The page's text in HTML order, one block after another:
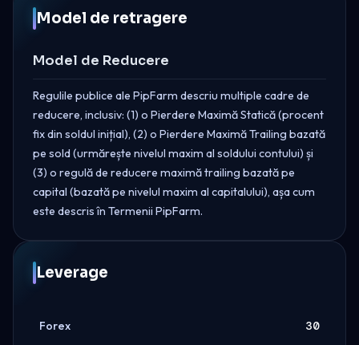
Model de retragere
Model de Reducere
Regulile publice ale PipFarm descriu multiple cadre de
reducere, inclusiv: (1) o Pierdere Maximă Statică (procent
fix din soldul inițial), (2) o Pierdere Maximă Trailing bazată
pe sold (urmărește nivelul maxim al soldului contului) și
(3) o regulă de reducere maximă trailing bazată pe
capital (bazată pe nivelul maxim al capitalului), așa cum
este descris în Termenii PipFarm.
Leverage
Forex 30